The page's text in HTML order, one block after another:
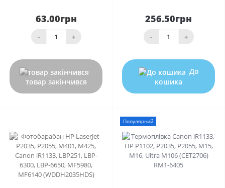
63.00грн
- +
товар закінчився
256.50грн
- +
До
кошика
Популярний